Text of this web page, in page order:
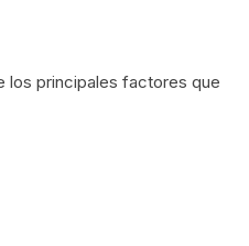
los principales factores que